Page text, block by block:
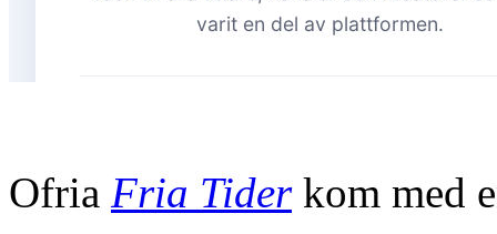
Ofria Fria Tiderkom med